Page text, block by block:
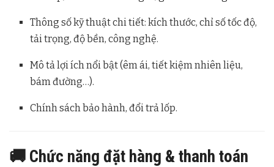
Thông số kỹ thuật chi tiết: kích thước, chỉ số tốc độ,
tải trọng, độ bền, công nghệ.
Mô tả lợi ích nổi bật (êm ái, tiết kiệm nhiên liệu,
bám đường…).
Chính sách bảo hành, đổi trả lốp.
🚚 Chức năng đặt hàng & thanh toán